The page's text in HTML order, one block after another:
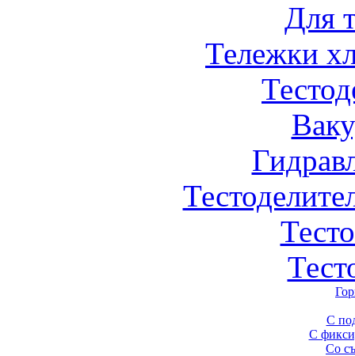
Для
Тележки
С
С
Со